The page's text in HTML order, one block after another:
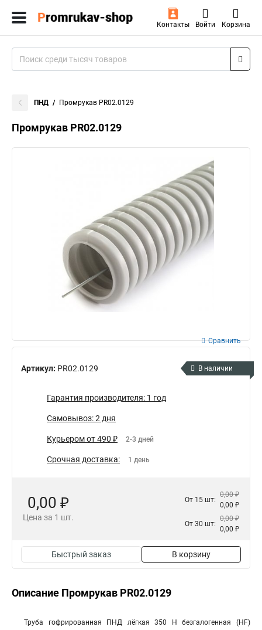
Контакты Войти Корзина
ПНД Промрукав PR02.0129
Промрукав PR02.0129
Артикул: PR02.0129
Сравнить
В наличии
Гарантия производителя: 1 год
Самовывоз: 2 дня
Курьером от 490 ₽ 2-3 дней
Срочная доставка: 1 день
0,00 ₽
Цена за 1 шт.
От 15 шт:
0,00 ₽
0,00 ₽
От 30 шт:
0,00 ₽
0,00 ₽
Быстрый заказ В корзину
Описание Промрукав PR02.0129
Труба гофрированная ПНД лёгкая 350 Н безгалогенная (HF)